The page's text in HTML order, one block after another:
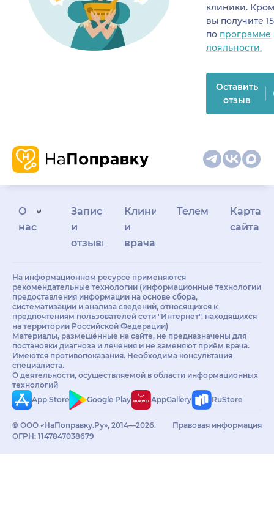
клиники.
вы получите
по программе
лояльности.
Оставить
отзыв
О
нас
Запись
и
отзывы
Клиникам
и
врачам
Телемедицина
Карта
сайта
На информационном ресурсе применяются
рекомендательные технологии (информационные технологии
предоставления информации на основе сбора,
систематизации и анализа сведений, относящихся к
предпочтениям пользователей сети "Интернет", находящихся
на территории Российской Федерации)
Материалы, размещённые на сайте, не предназначены для
постановки диагноза и лечения и не заменяют приём врача.
Имеются противопоказания. Необходима консультация
специалиста.
О деятельности, осуществляемой в области информационных
технологий
App Store
Google Play AppGallery RuStore
© ООО «НаПоправку.Ру», 2014—2026.
ОГРН: 1147847038679
Правовая информация